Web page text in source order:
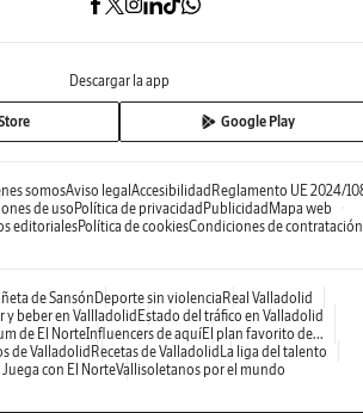
Descargar la app
Google Play
somosAviso legal Accesibilidad Reglamento UE 2024/
de usoPolítica de privacidad Publicidad Mapa web
editorialesPolítica de cookiesCondiciones de contratación
de Sansón Deporte sin violencia Real Valladolid
y beber en Vallladolid Estado del tráfico en Valladolid
de El NorteInfluencers de aquíEl plan favorito de...
de Valladolid Recetas de Valladolid La liga del talento
Juega con El NorteVallisoletanos por el mundo